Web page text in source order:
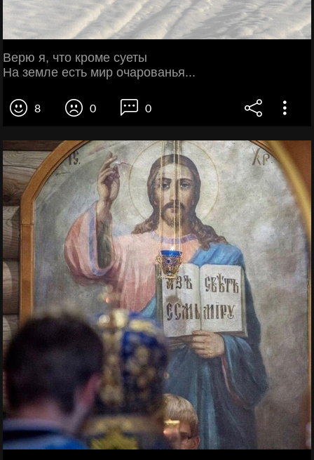
Верю я, что кроме суеты
На земле есть мир очарованья...
8 0 0